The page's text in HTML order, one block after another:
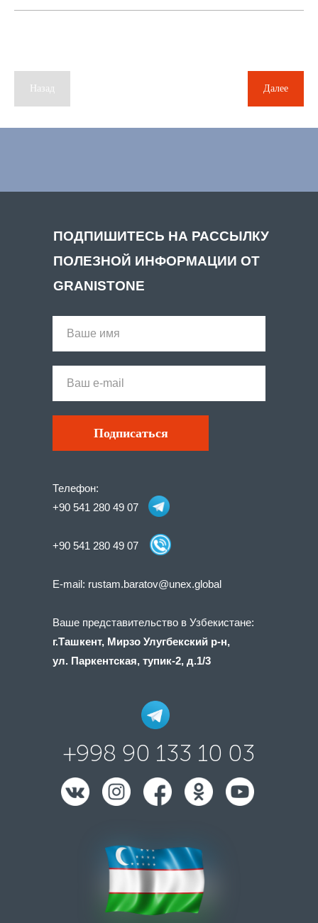
Назад Далее
ПОДПИШИТЕСЬ НА РАССЫЛКУ
ПОЛЕЗНОЙ ИНФОРМАЦИИ ОТ
GRANISTONE
Подписаться
+998 90 133 10 03
Телефон:
+90 541 280 49 07
+90 541 280 49 07
E-mail: rustam.baratov@unex.global
Ваше представительство в Узбекистане:
г.Ташкент, Мирзо Улугбекский р-н,
ул. Паркентская, тупик-2, д.1/3